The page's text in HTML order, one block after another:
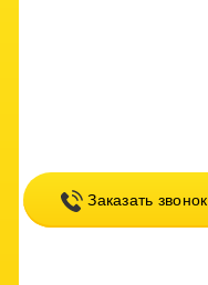
Заказать звонок